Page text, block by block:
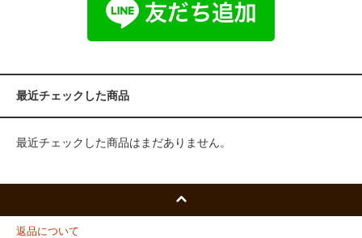
最近チェックした商品
最近チェックした商品はまだありません。
返品について